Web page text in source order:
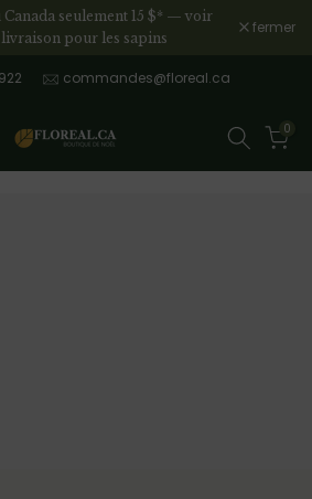
seulement 15 $* — voir
pour les sapins
fermer
commandes@floreal.ca
0